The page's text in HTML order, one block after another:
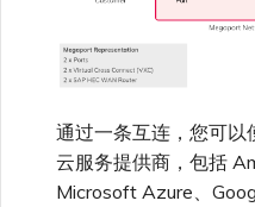
合作伙伴托管账户
限制与配额
我的带宽速率是否固定？
SAP 是否支持公共或私有
ASN？
OVHcloud MCR 连接
Salesforce MCR 连接
SAP HANA Enterprise
MCR Looking Glass (路由诊
MCR 的 NAT 工作原理
MCR 私有云间互联
Aviatrix
Check Point CloudGuard
查看操作日志
监控维护和中断事件
MVE 计费
VXC、Megaport Internet 和
IX 计费
创建到 Google Cloud 的
Megaport Terraform
Provider 学习资料与资源
Provider
通过一条互连，您可
云服务提供商，包括
Microsoft Azure、